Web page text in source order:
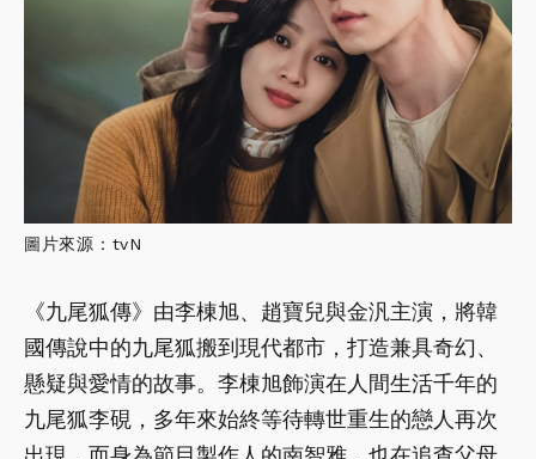
圖片來源：tvN
《九尾狐傳》由李棟旭、趙寶兒與金汎主演，將韓
國傳說中的九尾狐搬到現代都市，打造兼具奇幻、
懸疑與愛情的故事。李棟旭飾演在人間生活千年的
九尾狐李硯，多年來始終等待轉世重生的戀人再次